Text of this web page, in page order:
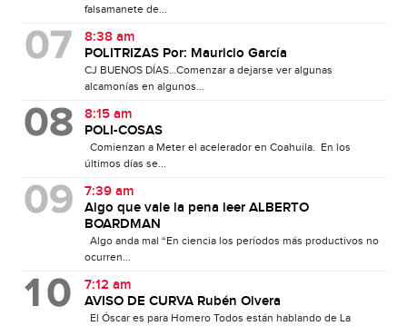
falsamanete de...
8:38 am
POLITRIZAS Por: Mauricio García
CJ BUENOS DÍAS…Comenzar a dejarse ver algunas
alcamonías en algunos...
8:15 am
POLI-COSAS
Comienzan a Meter el acelerador en Coahuila. En los
últimos días se...
7:39 am
Algo que vale la pena leer ALBERTO
BOARDMAN
Algo anda mal “En ciencia los períodos más productivos no
ocurren...
7:12 am
AVISO DE CURVA Rubén Olvera
El Óscar es para Homero Todos están hablando de La